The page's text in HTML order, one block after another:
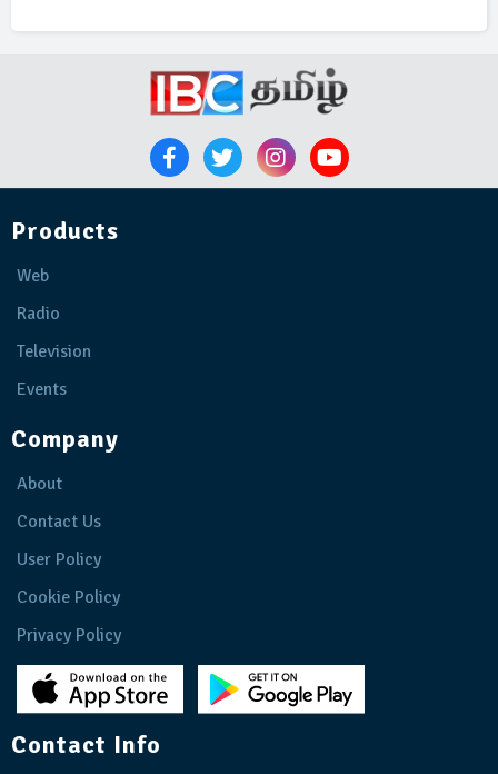
Products
Web
Radio
Television
Events
Company
About
Contact Us
User Policy
Cookie Policy
Privacy Policy
Contact Info